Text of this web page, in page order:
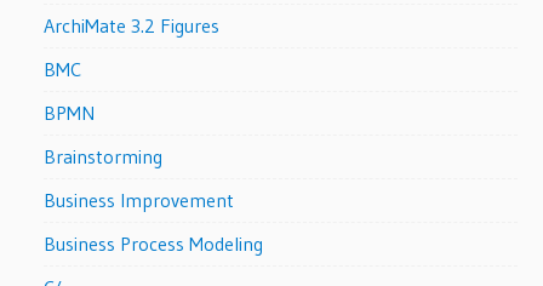
ArchiMate 3.2 Figures
BMC
BPMN
Brainstorming
Business Improvement
Business Process Modeling